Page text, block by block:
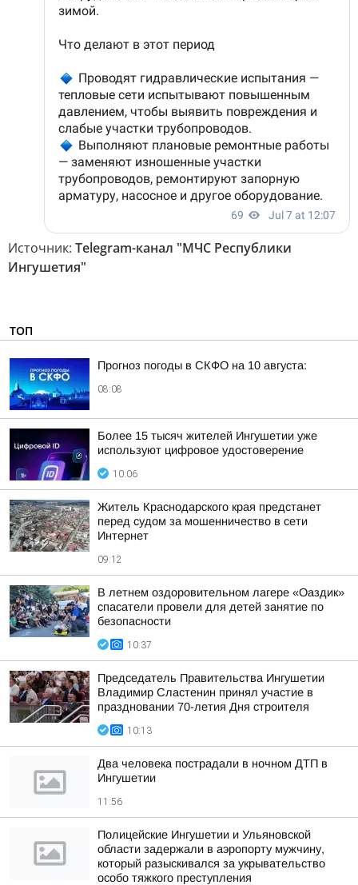
Источник: Telegram-канал "МЧС Республики
Ингушетия"
ТОП
Прогноз погоды в СКФО на 10 августа:
08:08
Более 15 тысяч жителей Ингушетии уже
используют цифровое удостоверение
10:06
Житель Краснодарского края предстанет
перед судом за мошенничество в сети
Интернет
09:12
В летнем оздоровительном лагере «Оаздик»
спасатели провели для детей занятие по
безопасности
10:37
Председатель Правительства Ингушетии
Владимир Сластенин принял участие в
праздновании 70-летия Дня строителя
10:13
Два человека пострадали в ночном ДТП в
Ингушетии
11:56
Полицейские Ингушетии и Ульяновской
области задержали в аэропорту мужчину,
который разыскивался за укрывательство
особо тяжкого преступления